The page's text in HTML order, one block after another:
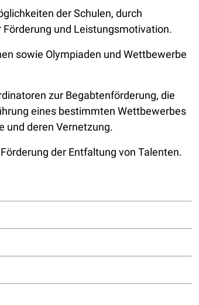
der Schulen, durch
und Leistungsmotivation.
sowie Olympiaden und Wettbewerbe
zur Begabtenförderung, die
eines bestimmten Wettbewerbes
und deren Vernetzung.
der Entfaltung von Talenten.